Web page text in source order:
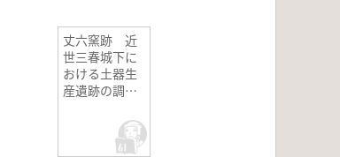
丈六窯跡 近
世三春城下に
おける土器生
産遺跡の調